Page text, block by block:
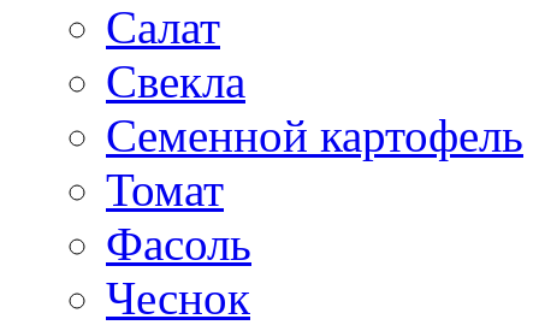
Салат
Свекла
Семенной картофель
Томат
Фасоль
Чеснок